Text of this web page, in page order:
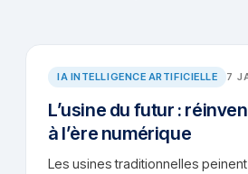
IA INTELLIGENCE ARTIFICIELLE 7
L’usine du futur :
à l’ère numérique
Les usines traditionnelles peinent